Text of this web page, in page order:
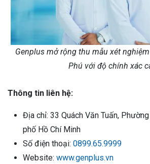
Genplus mở rộng thu mẫu xét
Phú với độ chính xác
Thông tin liên hệ:
Địa chỉ: 33 Quách Văn Tuấn, Phường
phố Hồ Chí Minh
Số điện thoại: 0899.65.9999
Website: www.genplus.vn